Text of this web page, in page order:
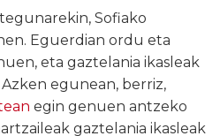
Sofiako
Eguerdian ordu eta
eta gaztelania ikasleak
egunean, berriz,
egin genuen antzeko
gaztelania ikasleak